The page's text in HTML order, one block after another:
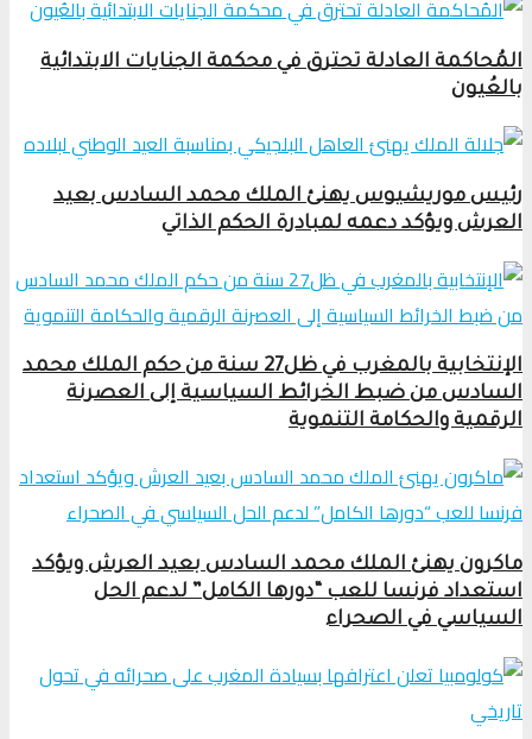
المُحاكمة العادلة تحترق في محكمة الجنايات الابتدائية
بالعُيون
رئيس موريشيوس يهنئ الملك محمد السادس بعيد
العرش ويؤكد دعمه لمبادرة الحكم الذاتي
الإنتخابية بالمغرب في ظل27 سنة من حكم الملك محمد
السادس من ضبط الخرائط السياسية إلى العصرنة
الرقمية والحكامة التنموية
ماكرون يهنئ الملك محمد السادس بعيد العرش ويؤكد
استعداد فرنسا للعب “دورها الكامل” لدعم الحل
السياسي في الصحراء